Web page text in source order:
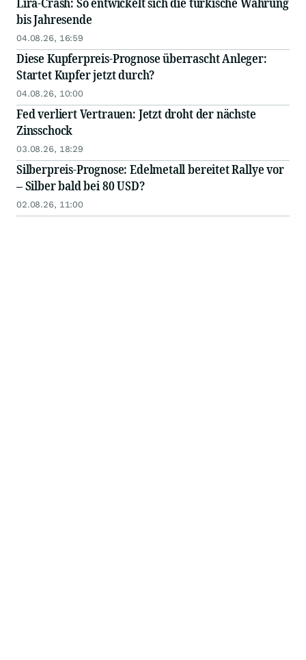
bis Jahresende
04.08.26, 16:59
Diese Kupferpreis-Prognose überrascht Anleger:
Startet Kupfer jetzt durch?
04.08.26, 10:00
Fed verliert Vertrauen: Jetzt droht der nächste
Zinsschock
03.08.26, 18:29
Silberpreis-Prognose: Edelmetall bereitet Rallye vor
– Silber bald bei 80 USD?
02.08.26, 11:00